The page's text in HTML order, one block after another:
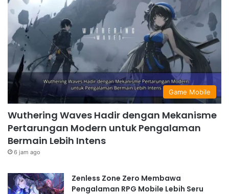
Game Mobile
Wuthering Waves Hadir dengan Mekanisme
Pertarungan Modern untuk Pengalaman
Bermain Lebih Intens
6 jam ago
Zenless Zone Zero Membawa
Pengalaman RPG Mobile Lebih Seru